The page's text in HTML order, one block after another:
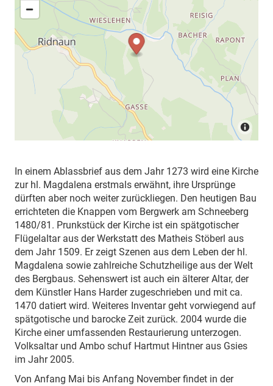
In einem Ablassbrief aus dem Jahr 1273 wird eine Kirche
zur hl. Magdalena erstmals erwähnt, ihre Ursprünge
dürften aber noch weiter zurückliegen. Den heutigen Bau
errichteten die Knappen vom Bergwerk am Schneeberg
1480/81. Prunkstück der Kirche ist ein spätgotischer
Flügelaltar aus der Werkstatt des Matheis Stöberl aus
dem Jahr 1509. Er zeigt Szenen aus dem Leben der hl.
Magdalena sowie zahlreiche Schutzheilige aus der Welt
des Bergbaus. Sehenswert ist auch ein älterer Altar, der
dem Künstler Hans Harder zugeschrieben und mit ca.
1470 datiert wird. Weiteres Inventar geht vorwiegend auf
spätgotische und barocke Zeit zurück. 2004 wurde die
Kirche einer umfassenden Restaurierung unterzogen.
Volksaltar und Ambo schuf Hartmut Hintner aus Gsies
im Jahr 2005.
Von Anfang Mai bis Anfang November findet in der